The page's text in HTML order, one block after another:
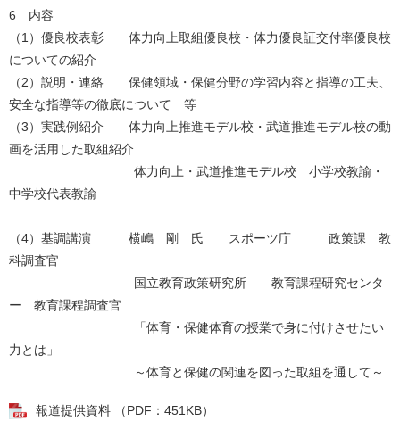
6 内容
（1）優良校表彰 体力向上取組優良校・体力優良証交付率優良校
についての紹介
（2）説明・連絡 保健領域・保健分野の学習内容と指導の工夫、
安全な指導等の徹底について 等
（3）実践例紹介 体力向上推進モデル校・武道推進モデル校の動
画を活用した取組紹介
体力向上・武道推進モデル校 小学校教諭・
中学校代表教諭
（4）基調講演 横嶋 剛 氏 スポーツ庁 政策課 教
科調査官
国立教育政策研究所 教育課程研究センタ
ー 教育課程調査官
「体育・保健体育の授業で身に付けさせたい
力とは」
～体育と保健の関連を図った取組を通して～
報道提供資料 （PDF：451KB）